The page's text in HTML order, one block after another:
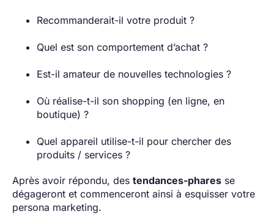
Recommanderait-il votre produit ?
Quel est son comportement d’achat ?
Est-il amateur de nouvelles technologies ?
Où réalise-t-il son shopping (en ligne, en
boutique) ?
Quel appareil utilise-t-il pour chercher des
produits / services ?
Après avoir répondu, des tendances-phares se
dégageront et commenceront ainsi à esquisser votre
persona marketing.